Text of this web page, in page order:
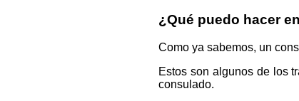
¿Qué puedo hacer
Como ya sabemos, un
Estos son algunos de los
consulado.